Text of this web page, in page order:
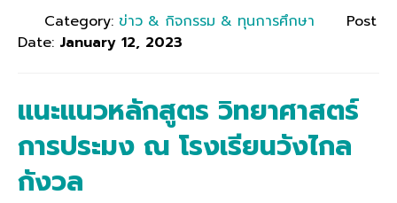
Category: ข่าว & กิจกรรม & ทุนการศึกษา
Post
Date: January 12, 2023
แนะแนวหลักสูตร วิทยาศาสตร์
การประมง ณ โรงเรียนวังไกล
กังวล